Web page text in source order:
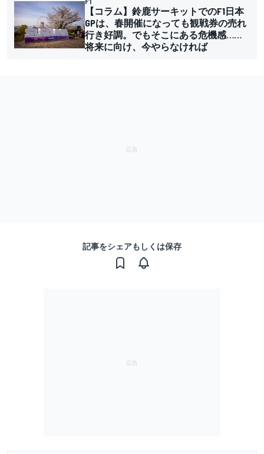
【コラム】鈴鹿サーキットでのF1日本
GPは、春開催になっても観戦券の売れ
行き好調。でもそこにある危機感……
将来に向け、今やらなければ
記事をシェアもしくは保存